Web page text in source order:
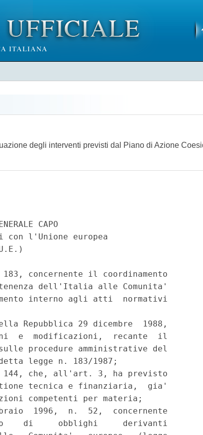
degli interventi previsti dal Piano di Azione